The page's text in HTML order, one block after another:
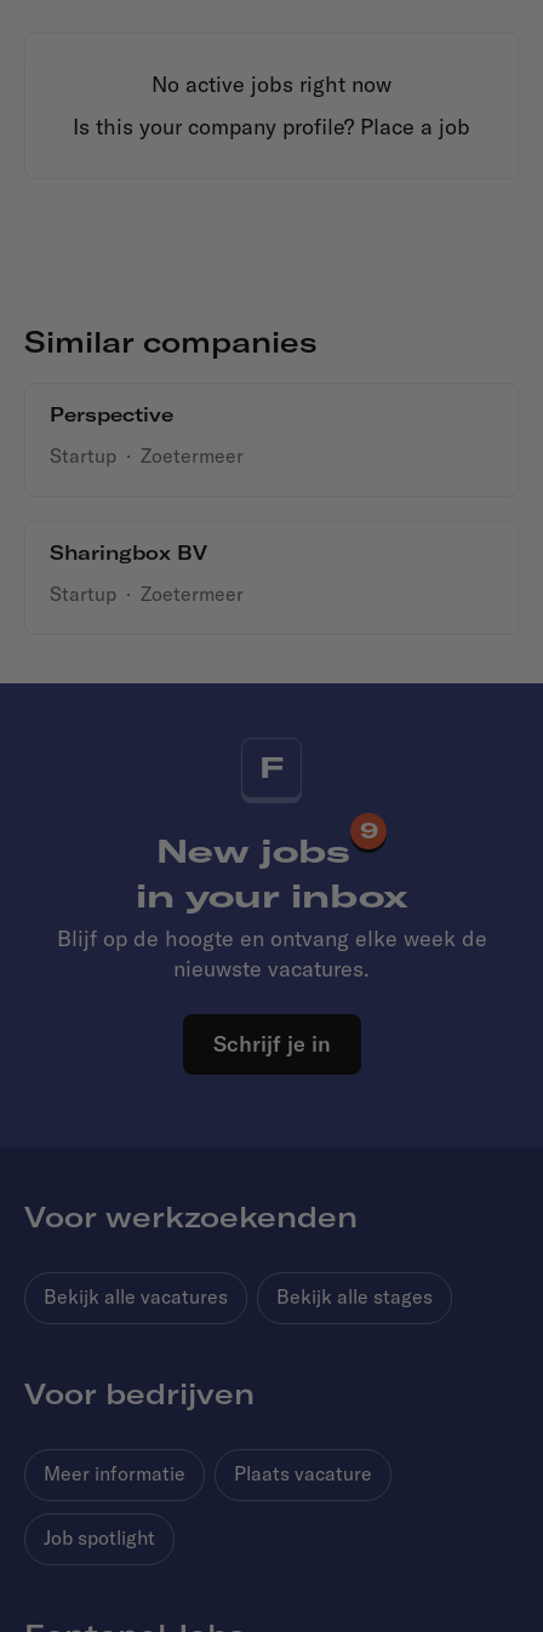
No active jobs right now
Is this your company profile? Place a job
Similar companies
Perspective
Startup · Zoetermeer
Sharingbox BV
Startup · Zoetermeer
F
New jobs
9
in your inbox
Blijf op de hoogte en ontvang elke week de
nieuwste vacatures.
Schrijf je in
Voor werkzoekenden
Bekijk alle vacatures Bekijk alle stages
Voor bedrijven
Meer informatie Plaats vacature
Job spotlight